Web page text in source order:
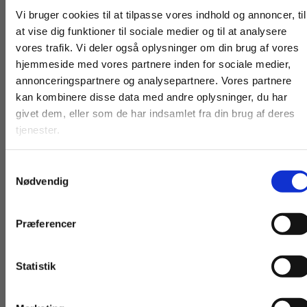
Vi bruger cookies til at tilpasse vores indhold og annoncer, til
at vise dig funktioner til sociale medier og til at analysere
vores trafik. Vi deler også oplysninger om din brug af vores
hjemmeside med vores partnere inden for sociale medier,
annonceringspartnere og analysepartnere. Vores partnere
kan kombinere disse data med andre oplysninger, du har
givet dem, eller som de har indsamlet fra din brug af deres
tjenester.
Nødvendig
Præferencer
Statistik
Minervamodellen
Livsstilsgrupper
Det blå segment
Det grønne segment
Det rosa segment
Brug af Minervamodellen i reklamer
Opgaver
Se mig trenden
Virksomheders konkurrence
Fortsæt som:
For privatkunder og
studerende. Du får
vist priser inkl.
For institutioner og
virksomheder. Du
får vist priser ekskl.